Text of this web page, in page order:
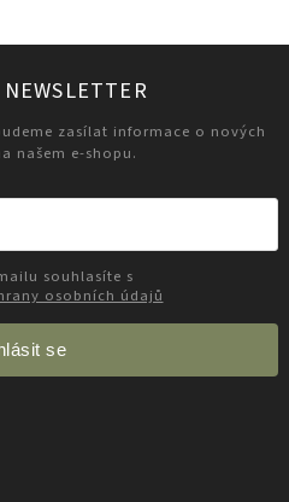
zasílat informace o nových
našem e-shopu.
osobních údajů
se